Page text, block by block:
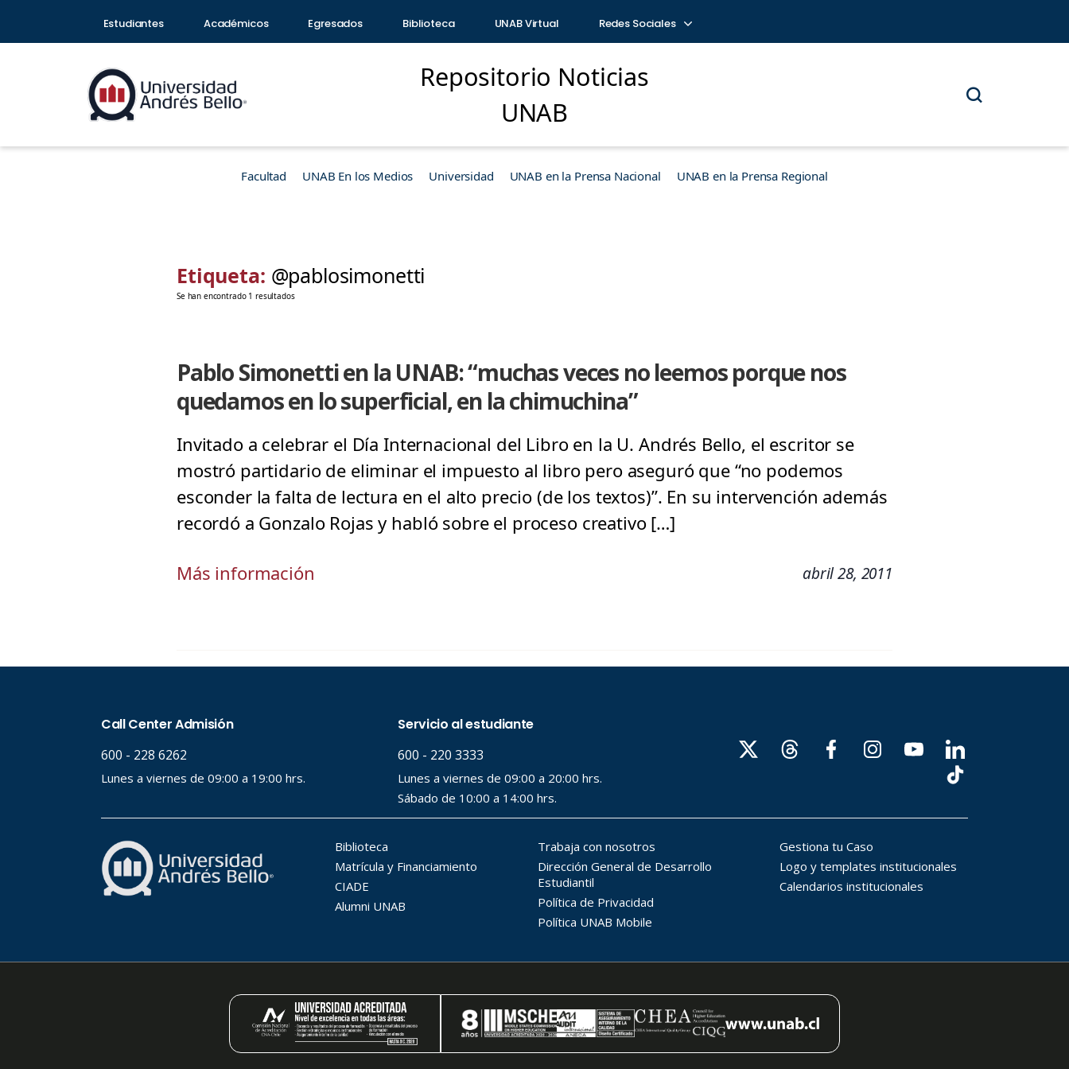
Estudiantes Académicos Egresados Biblioteca UNAB Virtual Redes Sociales
Repositorio Noticias
UNAB
Facultad UNAB En los Medios Universidad UNAB en la Prensa Nacional UNAB en la Prensa Regional
Etiqueta: @pablosimonetti
Se han encontrado 1 resultados
Pablo Simonetti en la UNAB: “muchas veces no leemos porque nos
quedamos en lo superficial, en la chimuchina”
Invitado a celebrar el Día Internacional del Libro en la U. Andrés Bello, el escritor se
mostró partidario de eliminar el impuesto al libro pero aseguró que “no podemos
esconder la falta de lectura en el alto precio (de los textos)”. En su intervención además
recordó a Gonzalo Rojas y habló sobre el proceso creativo […]
Más información abril 28, 2011